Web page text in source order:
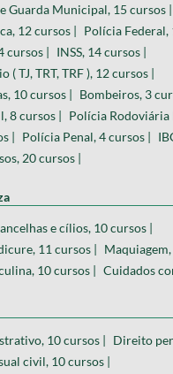
Guarda Municipal, 15 cursos |
12 cursos | Polícia Federal,
cursos | INSS, 14 cursos |
( TJ, TRT, TRF ), 12 cursos |
10 cursos | Bombeiros, 3
8 cursos | Polícia Rodoviária
| Polícia Penal, 4 cursos |
20 cursos |
e cílios, 10 cursos |
11 cursos |
10 cursos | Cuidados
10 cursos | Direito
civil, 10 cursos |